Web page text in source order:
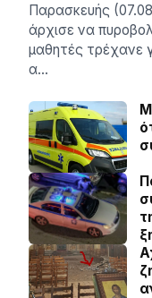
Παρασκευής
άρχισε να
μαθητές τρέχανε
α…